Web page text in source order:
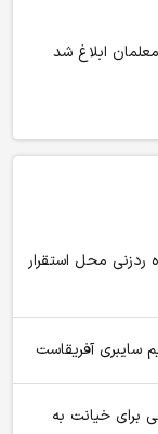
ابلاغ شد
محل استقرار
برای خیانت به